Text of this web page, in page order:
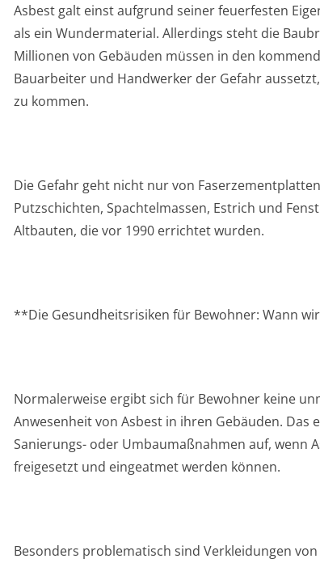
Asbest galt einst aufgrund seiner feuerfesten
als ein Wundermaterial. Allerdings steht die
Millionen von Gebäuden müssen in den
Bauarbeiter und Handwerker der Gefahr
zu kommen.
Die Gefahr geht nicht nur von
Putzschichten, Spachtelmassen, Estrich und
Altbauten, die vor 1990 errichtet wurden.
**Die Gesundheitsrisiken für Bewohner: Wann
Normalerweise ergibt sich für Bewohner keine
Anwesenheit von Asbest in ihren Gebäuden. Das
Sanierungs- oder Umbaumaßnahmen auf, wenn
freigesetzt und eingeatmet werden können.
Besonders problematisch sind Verkleidungen